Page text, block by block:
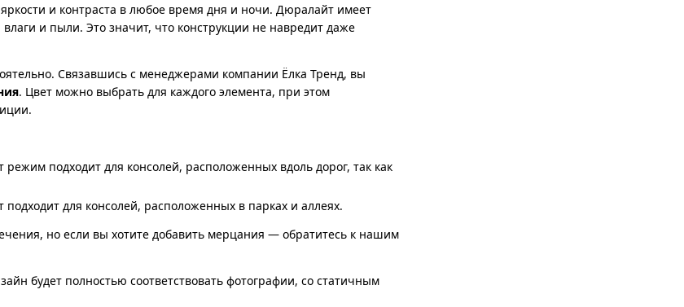
и контраста в любое время дня и ночи. Дюралайт имеет
и пыли. Это значит, что конструкции не навредит даже
Связавшись с менеджерами компании Ёлка Тренд, вы
. Цвет можно выбрать для каждого элемента, при этом
подходит для консолей, расположенных вдоль дорог, так как
для консолей, расположенных в парках и аллеях.
но если вы хотите добавить мерцания — обратитесь к нашим
будет полностью соответствовать фотографии, со статичным